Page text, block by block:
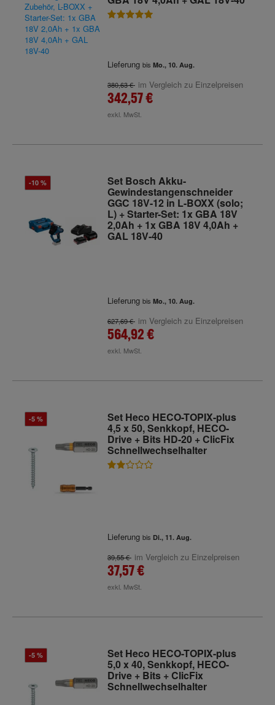
Lieferung bis Mo., 10. Aug.
380,63 € im Vergleich zu Einzelpreisen
342,57 €
exkl. MwSt.
-10 % Set Bosch Akku-
Gewindestangenschneider
GGC 18V-12 in L-BOXX (solo;
L) + Starter-Set: 1x GBA 18V
2,0Ah + 1x GBA 18V 4,0Ah +
GAL 18V-40
Lieferung bis Mo., 10. Aug.
627,69 € im Vergleich zu Einzelpreisen
564,92 €
exkl. MwSt.
-5 % Set Heco HECO-TOPIX-plus
4,5 x 50, Senkkopf, HECO-
Drive + Bits HD-20 + ClicFix
Schnellwechselhalter
Lieferung bis Di., 11. Aug.
39,55 € im Vergleich zu Einzelpreisen
37,57 €
exkl. MwSt.
-5 % Set Heco HECO-TOPIX-plus
5,0 x 40, Senkkopf, HECO-
Drive + Bits + ClicFix
Schnellwechselhalter